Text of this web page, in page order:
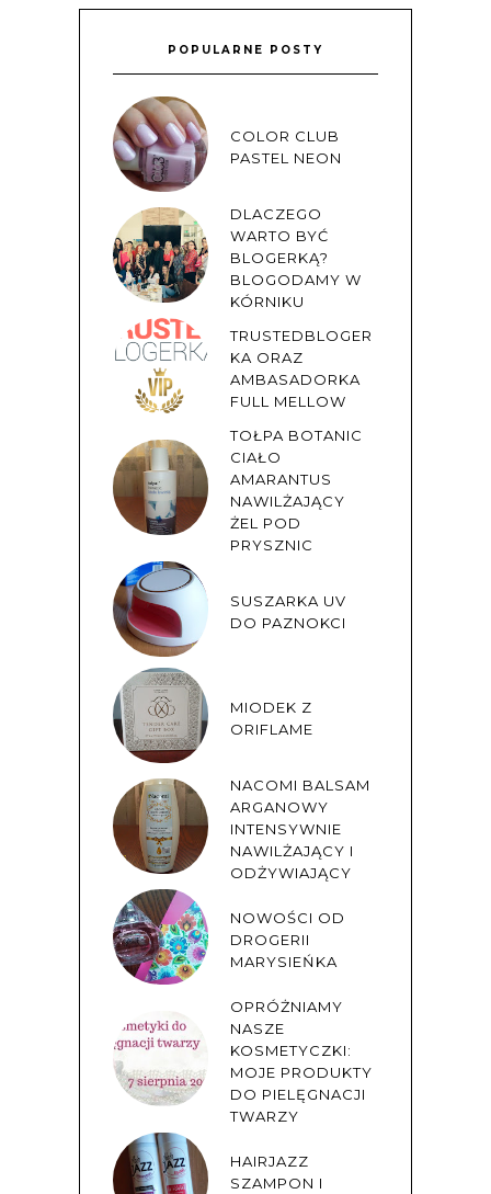
POPULARNE POSTY
COLOR CLUB
PASTEL NEON
DLACZEGO
WARTO BYĆ
BLOGERKĄ?
BLOGODAMY W
KÓRNIKU
TRUSTEDBLOGER
KA ORAZ
AMBASADORKA
FULL MELLOW
TOŁPA BOTANIC
CIAŁO
AMARANTUS
NAWILŻAJĄCY
ŻEL POD
PRYSZNIC
SUSZARKA UV
DO PAZNOKCI
MIODEK Z
ORIFLAME
NACOMI BALSAM
ARGANOWY
INTENSYWNIE
NAWILŻAJĄCY I
ODŻYWIAJĄCY
NOWOŚCI OD
DROGERII
MARYSIEŃKA
OPRÓŻNIAMY
NASZE
KOSMETYCZKI:
MOJE PRODUKTY
DO PIELĘGNACJI
TWARZY
HAIRJAZZ
SZAMPON I